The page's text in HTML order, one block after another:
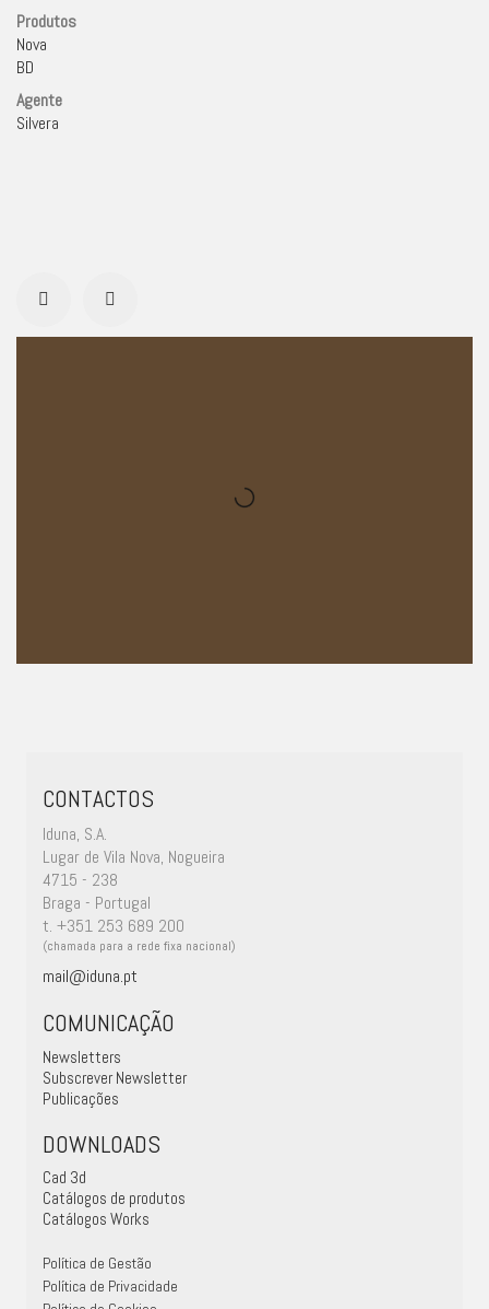
Produtos
Nova
BD
Agente
Silvera
CONTACTOS
Iduna, S.A.
Lugar de Vila Nova, Nogueira
4715 - 238
Braga - Portugal
t. +351 253 689 200
(chamada para a rede fixa nacional)
mail@iduna.pt
COMUNICAÇÃO
Newsletters
Subscrever Newsletter
Publicações
DOWNLOADS
Cad 3d
Catálogos de produtos
Catálogos Works
Política de Gestão
Política de Privacidade